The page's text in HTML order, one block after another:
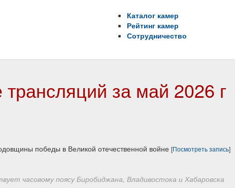
Каталог камер
Рейтинг камер
Сотрудничество
трансляций за май 2026 г
победы в Великой отечественной войне [Посмотреть запись]
часовому поясу Биробиджана, Владивостока и Хабаровска